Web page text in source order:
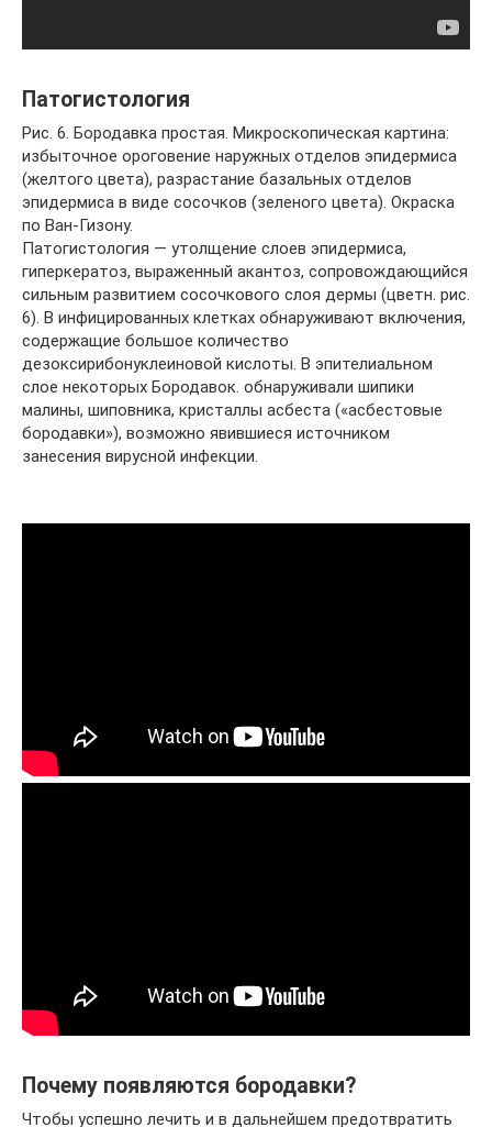
Патогистология
Рис. 6. Бородавка простая. Микроскопическая картина:
избыточное ороговение наружных отделов эпидермиса
(желтого цвета), разрастание базальных отделов
эпидермиса в виде сосочков (зеленого цвета). Окраска
по Ван-Гизону.
Патогистология — утолщение слоев эпидермиса,
гиперкератоз, выраженный акантоз, сопровождающийся
сильным развитием сосочкового слоя дермы (цветн. рис.
6). В инфицированных клетках обнаруживают включения,
содержащие большое количество
дезоксирибонуклеиновой кислоты. В эпителиальном
слое некоторых Бородавок. обнаруживали шипики
малины, шиповника, кристаллы асбеста («асбестовые
бородавки»), возможно явившиеся источником
занесения вирусной инфекции.
Почему появляются бородавки?
Чтобы успешно лечить и в дальнейшем предотвратить